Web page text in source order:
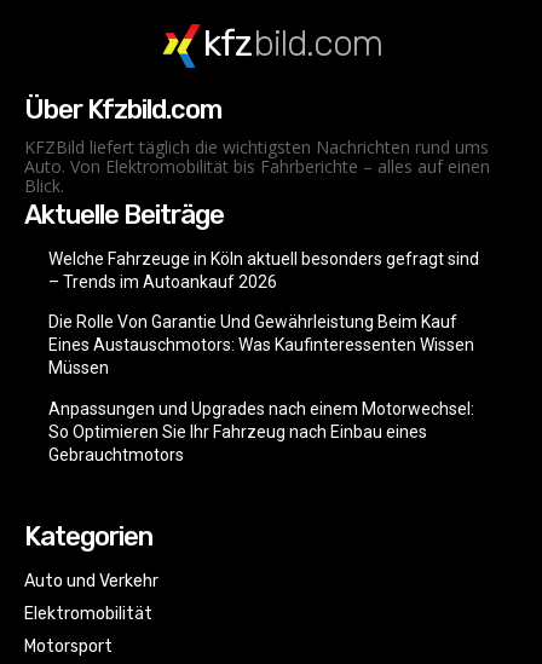
kfzbild.com
Über Kfzbild.com
KFZBild liefert täglich die wichtigsten Nachrichten rund ums
Auto. Von Elektromobilität bis Fahrberichte – alles auf einen
Blick.
Aktuelle Beiträge
Welche Fahrzeuge in Köln aktuell besonders gefragt sind
– Trends im Autoankauf 2026
Die Rolle Von Garantie Und Gewährleistung Beim Kauf
Eines Austauschmotors: Was Kaufinteressenten Wissen
Müssen
Anpassungen und Upgrades nach einem Motorwechsel:
So Optimieren Sie Ihr Fahrzeug nach Einbau eines
Gebrauchtmotors
Kategorien
Auto und Verkehr
Elektromobilität
Motorsport